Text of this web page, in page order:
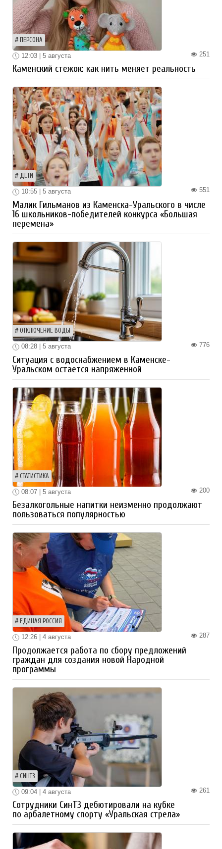
ПЕРСОНА
251
12:03 | 5 августа
Каменский стежок: как нить меняет реальность
ДЕТИ
551
10:55 | 5 августа
Малик Гильманов из Каменска-Уральского в числе
16 школьников-победителей конкурса «Большая
перемена»
ОТКЛЮЧЕНИЕ ВОДЫ
776
08:28 | 5 августа
Ситуация с водоснабжением в Каменске-
Уральском остается напряженной
СТАТИСТИКА
200
08:07 | 5 августа
Безалкогольные напитки неизменно продолжают
пользоваться популярностью
ЕДИНАЯ РОССИЯ
287
12:26 | 4 августа
Продолжается работа по сбору предложений
граждан для создания новой Народной
программы
СИНТЗ
261
09:04 | 4 августа
Сотрудники СинТЗ дебютировали на кубке
по арбалетному спорту «Уральская стрела»